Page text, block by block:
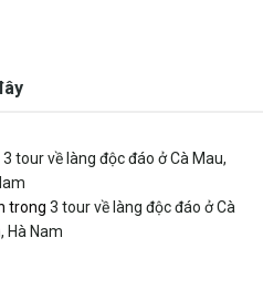
3 tour về làng độc đáo ở Cà Mau,
trong 3 tour về làng độc đáo ở Cà
Hà Nam